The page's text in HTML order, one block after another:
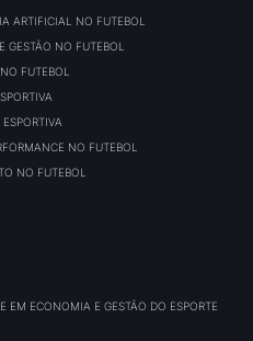
ARTIFICIAL NO FUTEBOL
GESTÃO NO FUTEBOL
FUTEBOL
NO FUTEBOL
NO FUTEBOL
EM ECONOMIA E GESTÃO DO ESPORTE